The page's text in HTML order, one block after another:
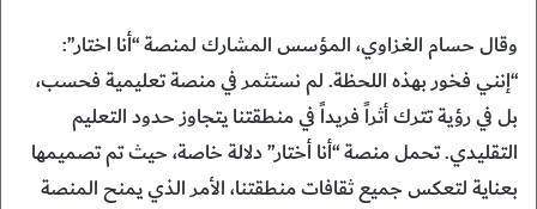
وقال حسام الغزاوي، المؤسس المشارك لمنصة “أنا اختار”:
“إنني فخور بهذه اللحظة. لم نستثمر في منصة تعليمية فحسب،
بل في رؤية تترك أثراً فريداً في منطقتنا يتجاوز حدود التعليم
التقليدي. تحمل منصة “أنا أختار” دلالة خاصة، حيث تم تصميمها
بعناية لتعكس جميع ثقافات منطقتنا، الأمر الذي يمنح المنصة